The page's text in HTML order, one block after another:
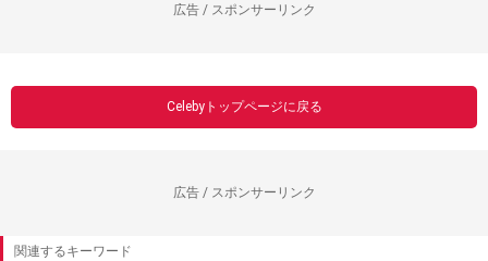
広告 / スポンサーリンク
Celebyトップページに戻る
広告 / スポンサーリンク
関連するキーワード